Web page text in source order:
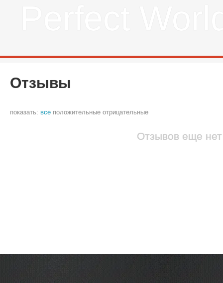
Отзывы
показать: все положительные отрицательные
Отзывов еще нет